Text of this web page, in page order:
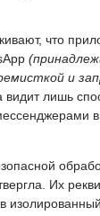
что
и
видит лишь
Их